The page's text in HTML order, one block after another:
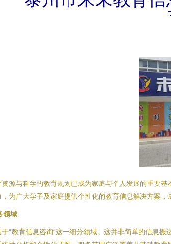
源与科学的教育规划已成为家庭与个人发展的重要
为广大学子及家庭提供个性化的教育信息解决方案，
领域
“教育信息咨询”这一细分领域。这并非简单的信息